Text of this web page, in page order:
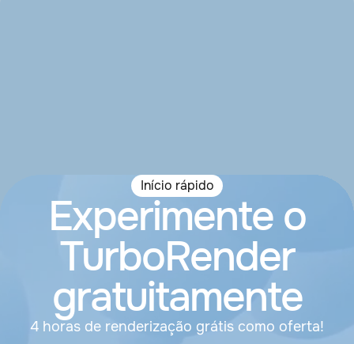
Início rápido
Experimente o
TurboRender
gratuitamente
4 horas de renderização grátis como oferta!